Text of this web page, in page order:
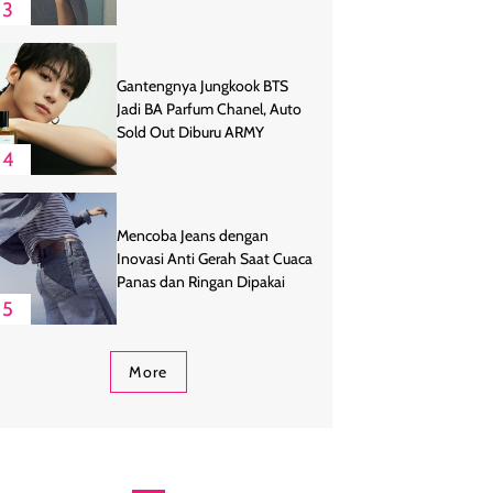
3
4
Gantengnya Jungkook BTS
Jadi BA Parfum Chanel, Auto
Sold Out Diburu ARMY
5
Mencoba Jeans dengan
Inovasi Anti Gerah Saat Cuaca
Panas dan Ringan Dipakai
More